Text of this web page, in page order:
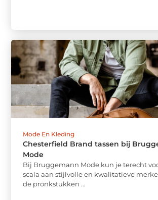
Mode En Kleding
Chesterfield Brand tassen bij
Mode
Bij Bruggemann Mode kun je terecht
scala aan stijlvolle en kwalitatieve
de pronkstukken ...